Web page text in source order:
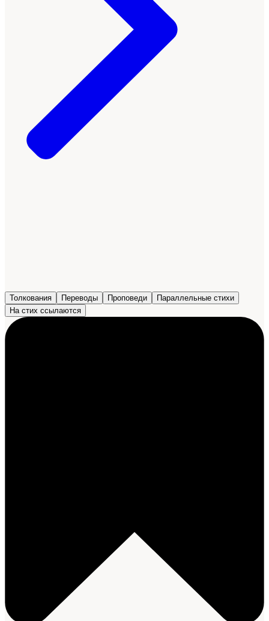
Толкования Переводы Проповеди
Параллельные стихи
На стих ссылаются